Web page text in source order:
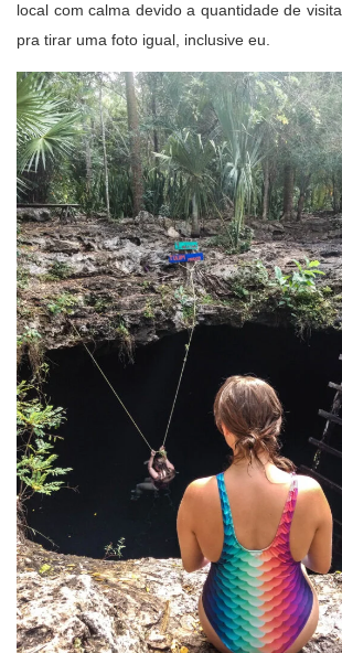
local com calma devido a quantidade de
pra tirar uma foto igual, inclusive eu.